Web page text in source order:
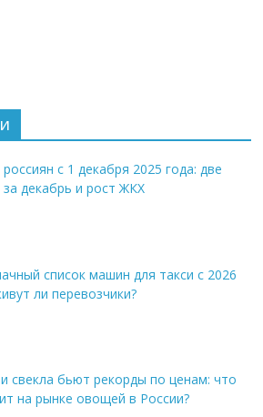
с 1 декабря 2025 года: две
декабрь и рост ЖКХ
список машин для такси с 2026
ли перевозчики?
свекла бьют рекорды по ценам: что
на рынке овощей в России?